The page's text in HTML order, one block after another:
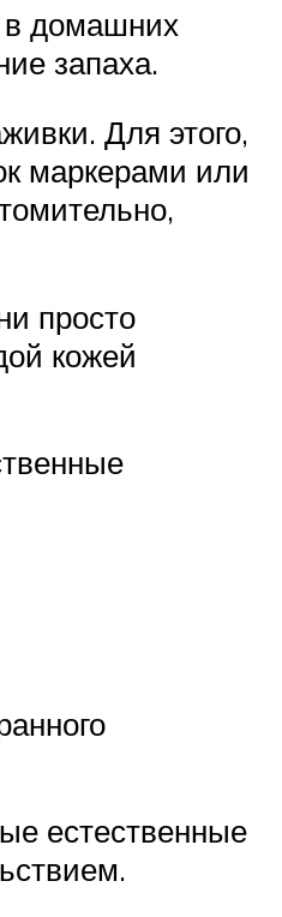
в домашних
запаха.
Для этого,
маркерами или
просто
кожей
естественные